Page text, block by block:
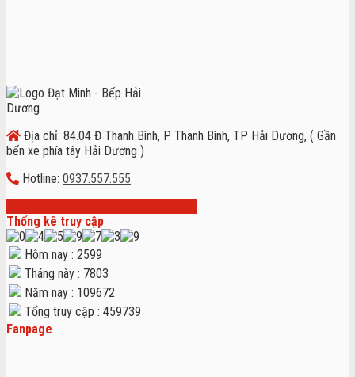
Địa chỉ: 84.04 Đ Thanh Bình, P. Thanh Bình, TP Hải Dương, ( Gần
bến xe phía tây Hải Dương )
Hotline: 0937.557.555
Thống kê truy cập
Hôm nay : 2599
Tháng này : 7803
Năm nay : 109672
Tổng truy cập : 459739
Fanpage